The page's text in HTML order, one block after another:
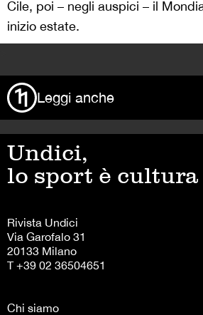
Cile, poi – negli auspici – il
inizio estate.
Leggi anche
Undici,
lo sport è cultura
Rivista Undici
Via Garofalo 31
20133 Milano
T +39 02 36504651
Chi siamo